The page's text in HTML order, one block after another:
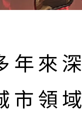
年來
市領